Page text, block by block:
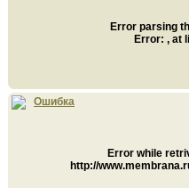
Error parsing
Error: , at
Ошибка
Error while
http://